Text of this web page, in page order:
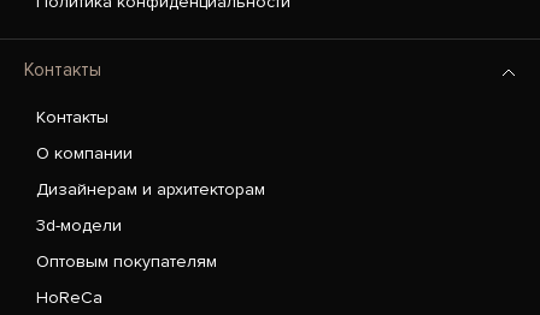
Контакты
Контакты
О компании
Дизайнерам и архитекторам
3d-модели
Оптовым покупателям
HoReCa